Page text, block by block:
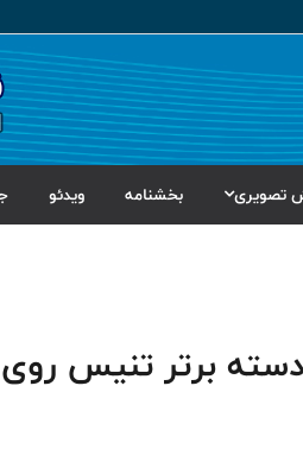
تصویری بخشنامه ویدئو
برتر تنیس